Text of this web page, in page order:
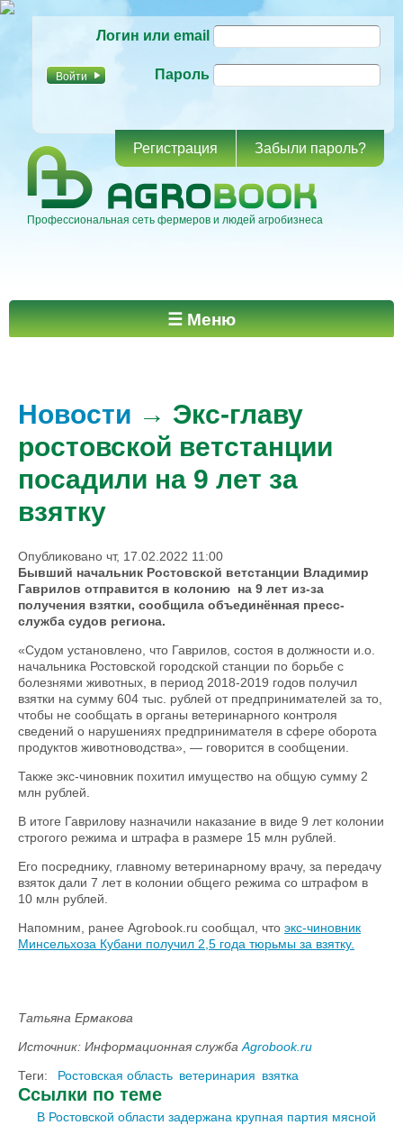
основному
Логин или email
Пароль
Регистрация Забыли пароль?
Профессиональная сеть фермеров и людей агробизнеса
Главное меню ☰ Меню
Новости → Экс-главу
ростовской ветстанции
посадили на 9 лет за
взятку
Опубликовано чт, 17.02.2022 11:00
Бывший начальник Ростовской ветстанции Владимир
Гаврилов отправится в колонию на 9 лет из-за
получения взятки, сообщила объединённая пресс-
служба судов региона.
«Судом установлено, что Гаврилов, состоя в должности и.о.
начальника Ростовской городской станции по борьбе с
болезнями животных, в период 2018-2019 годов получил
взятки на сумму 604 тыс. рублей от предпринимателей за то,
чтобы не сообщать в органы ветеринарного контроля
сведений о нарушениях предпринимателя в сфере оборота
продуктов животноводства», — говорится в сообщении.
Также экс-чиновник похитил имущество на общую сумму 2
млн рублей.
В итоге Гаврилову назначили наказание в виде 9 лет колонии
строгого режима и штрафа в размере 15 млн рублей.
Его посреднику, главному ветеринарному врачу, за передачу
взяток дали 7 лет в колонии общего режима со штрафом в
10 млн рублей.
Напомним, ранее Agrobook.ru сообщал, что экс-чиновник
Минсельхоза Кубани получил 2,5 года тюрьмы за взятку.
Татьяна Ермакова
Источник: Информационная служба Agrobook.ru
Теги:
Ростовская область ветеринария взятка
Ссылки по теме
В Ростовской области задержана крупная партия мясной